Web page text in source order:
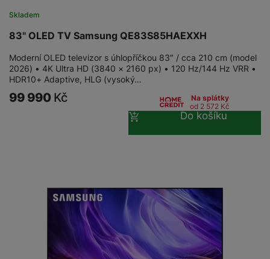
83" OLED TV Samsung QE83S85HAEXXH
Skladem
Moderní OLED televizor s úhlopříčkou 83″ / cca 210 cm (model
2026) • 4K Ultra HD (3840 × 2160 px) • 120 Hz/144 Hz VRR •
HDR10+ Adaptive, HLG (vysoký…
99 990 Kč
Na splátky
od 2 572 Kč
Do košíku